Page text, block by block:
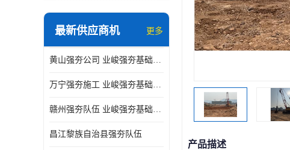
最新供应商机 更多
黄山强夯公司 业峻强夯基础工程
万宁强夯施工 业峻强夯基础工程
赣州强夯队伍 业峻强夯基础工程
昌江黎族自治县强夯队伍
产品描述